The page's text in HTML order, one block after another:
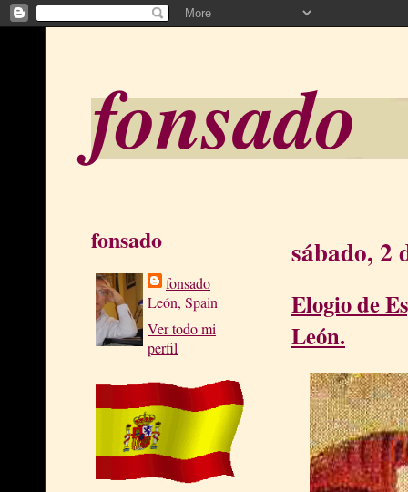
fonsado
fonsado
fonsado
León, Spain
Ver todo mi
perfil
sábado, 2
Elogio de
León.